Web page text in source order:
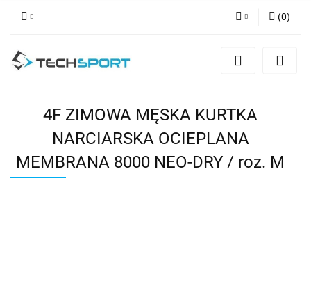
Zaloguj się
(0)
4F ZIMOWA MĘSKA KURTKA
NARCIARSKA OCIEPLANA
MEMBRANA 8000 NEO-DRY / roz. M